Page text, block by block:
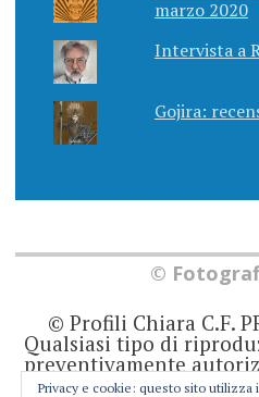
marzo 2020
Intervista a
Gojira:
©
© Profili Chiara C.F.
Qualsiasi tipo di
preventivamente
non rappresenta una
Privacy e cookie: questo sito